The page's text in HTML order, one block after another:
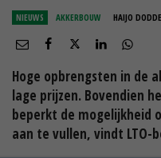
NIEUWS AKKERBOUW HAIJO DODDE
Hoge opbrengsten in de
lage prijzen. Bovendien
beperkt de mogelijkheid
aan te vullen, vindt LTO-